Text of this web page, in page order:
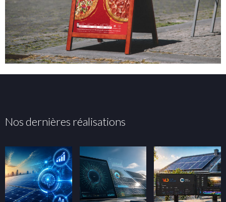
Nos dernières réalisations